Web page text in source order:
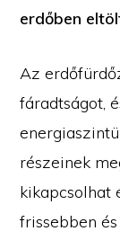
erdőben
Az
fáradtságot,
részeinek
kikapcsolhat
frissebben